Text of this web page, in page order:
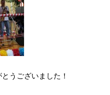
うございました！